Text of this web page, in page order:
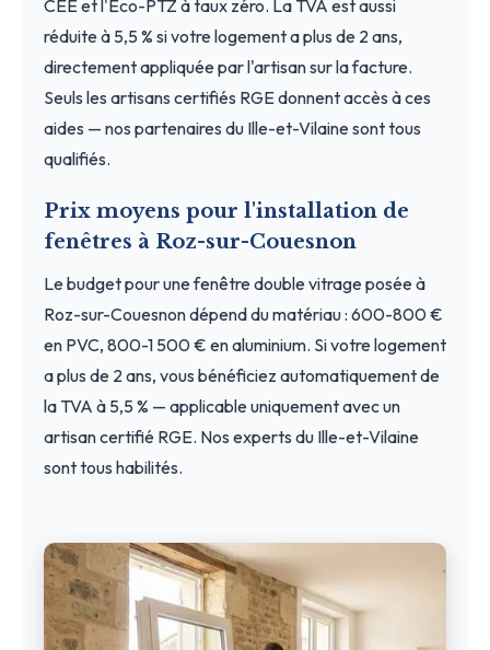
CEE et l'Éco-PTZ à taux zéro. La TVA est aussi
réduite à 5,5 % si votre logement a plus de 2 ans,
directement appliquée par l'artisan sur la facture.
Seuls les artisans certifiés RGE donnent accès à ces
aides — nos partenaires du Ille-et-Vilaine sont tous
qualifiés.
Prix moyens pour l'installation de
fenêtres à Roz-sur-Couesnon
Le budget pour une fenêtre double vitrage posée à
Roz-sur-Couesnon dépend du matériau : 600-800 €
en PVC, 800-1 500 € en aluminium. Si votre logement
a plus de 2 ans, vous bénéficiez automatiquement de
la TVA à 5,5 % — applicable uniquement avec un
artisan certifié RGE. Nos experts du Ille-et-Vilaine
sont tous habilités.